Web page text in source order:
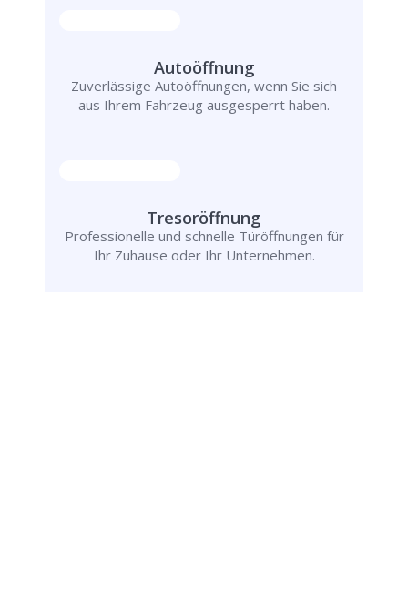
Autoöffnung
Zuverlässige Autoöffnungen, wenn Sie sich
aus Ihrem Fahrzeug ausgesperrt haben.
Tresoröffnung
Professionelle und schnelle Türöffnungen für
Ihr Zuhause oder Ihr Unternehmen.